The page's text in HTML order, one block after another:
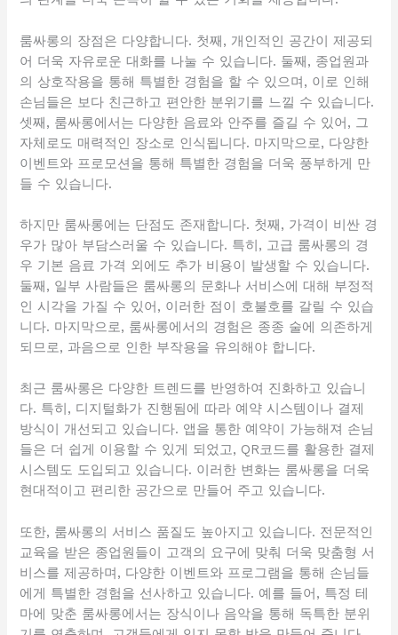
룸싸롱의 장점은 다양합니다. 첫째, 개인적인 공간이 제공되
어 더욱 자유로운 대화를 나눌 수 있습니다. 둘째, 종업원과
의 상호작용을 통해 특별한 경험을 할 수 있으며, 이로 인해
손님들은 보다 친근하고 편안한 분위기를 느낄 수 있습니다.
셋째, 룸싸롱에서는 다양한 음료와 안주를 즐길 수 있어, 그
자체로도 매력적인 장소로 인식됩니다. 마지막으로, 다양한
이벤트와 프로모션을 통해 특별한 경험을 더욱 풍부하게 만
들 수 있습니다.
하지만 룸싸롱에는 단점도 존재합니다. 첫째, 가격이 비싼 경
우가 많아 부담스러울 수 있습니다. 특히, 고급 룸싸롱의 경
우 기본 음료 가격 외에도 추가 비용이 발생할 수 있습니다.
둘째, 일부 사람들은 룸싸롱의 문화나 서비스에 대해 부정적
인 시각을 가질 수 있어, 이러한 점이 호불호를 갈릴 수 있습
니다. 마지막으로, 룸싸롱에서의 경험은 종종 술에 의존하게
되므로, 과음으로 인한 부작용을 유의해야 합니다.
최근 룸싸롱은 다양한 트렌드를 반영하여 진화하고 있습니
다. 특히, 디지털화가 진행됨에 따라 예약 시스템이나 결제
방식이 개선되고 있습니다. 앱을 통한 예약이 가능해져 손님
들은 더 쉽게 이용할 수 있게 되었고, QR코드를 활용한 결제
시스템도 도입되고 있습니다. 이러한 변화는 룸싸롱을 더욱
현대적이고 편리한 공간으로 만들어 주고 있습니다.
또한, 룸싸롱의 서비스 품질도 높아지고 있습니다. 전문적인
교육을 받은 종업원들이 고객의 요구에 맞춰 더욱 맞춤형 서
비스를 제공하며, 다양한 이벤트와 프로그램을 통해 손님들
에게 특별한 경험을 선사하고 있습니다. 예를 들어, 특정 테
마에 맞춘 룸싸롱에서는 장식이나 음악을 통해 독특한 분위